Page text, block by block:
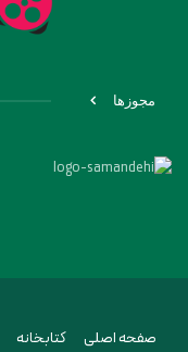
مجوزها
صفحه اصلی کتابخانه